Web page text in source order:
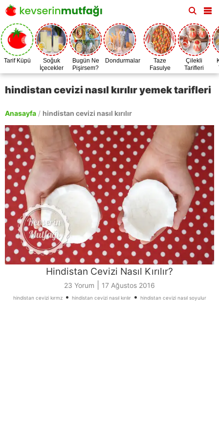
Tarif Küpü
Soğuk
İçecekler
Bugün Ne
Pişirsem?
Dondurmalar
Taze
Fasulye
Zamanı
Çilekli
Tarifleri
hindistan cevizi nasıl kırılır yemek tarifleri
Anasayfa / hindistan cevizi nasıl kırılır
Hindistan Cevizi Nasıl Kırılır?
23 Yorum 17 Ağustos 2016
hindistan cevizi kırmz• hindistan cevizi nasıl kırılır• hindistan cevizi nasıl soyulur